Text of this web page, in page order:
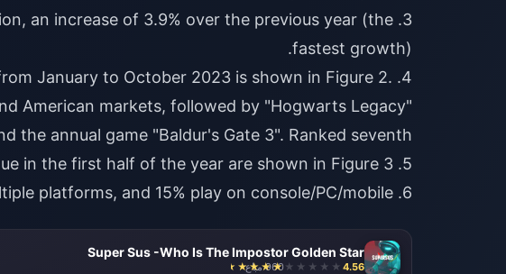
an increase of 3.9% over the previous year (the
January to October 2023 is shown in Figure 2.
American markets, followed by "Hogwarts Legacy"
6. Nearly half of gamers play games on multiple platforms, and 15% play on console/PC/mobile.
Super Sus -Who Is The Impostor Golden Star
4.56 960 مباع